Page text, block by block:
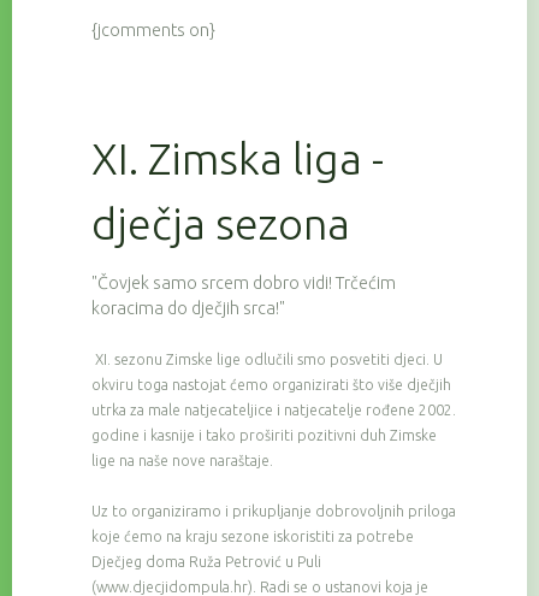
{jcomments on}
XI. Zimska liga -
dječja sezona
"Čovjek samo srcem dobro vidi! Trčećim
koracima do dječjih srca!"
XI. sezonu Zimske lige odlučili smo posvetiti djeci. U
okviru toga nastojat ćemo organizirati što više dječjih
utrka za male natjecateljice i natjecatelje rođene 2002.
godine i kasnije i tako proširiti pozitivni duh Zimske
lige na naše nove naraštaje.
Uz to organiziramo i prikupljanje dobrovoljnih priloga
koje ćemo na kraju sezone iskoristiti za potrebe
Dječjeg doma Ruža Petrović u Puli
(www.djecjidompula.hr). Radi se o ustanovi koja je